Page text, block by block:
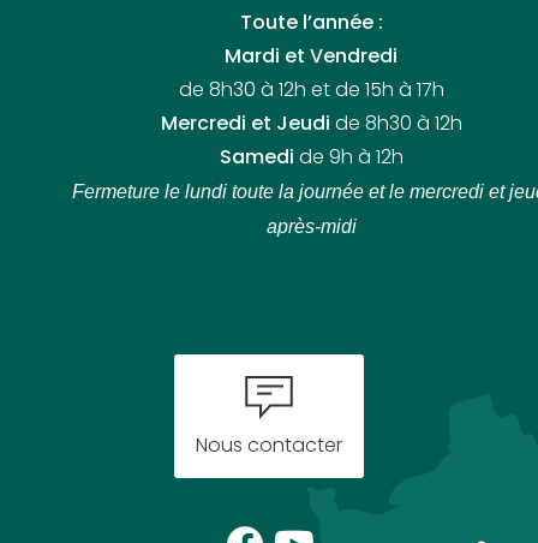
Toute l’année :
Mardi et Vendredi
de 8h30 à 12h et de 15h à 17h
Mercredi et Jeudi de 8h30 à 12h
Samedi de 9h à 12h
Fermeture le lundi toute la journée et le mercredi et
après-midi
Nous contacter